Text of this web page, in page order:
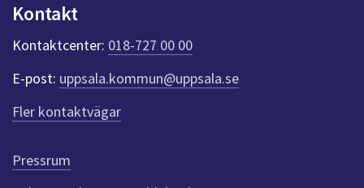
k
t
e
r
f
ö
r
e
n
Kontakt
Kontaktcenter: 018-727 00 00
E-post: uppsala.kommun@uppsala.se
Fler kontaktvägar
Pressrum